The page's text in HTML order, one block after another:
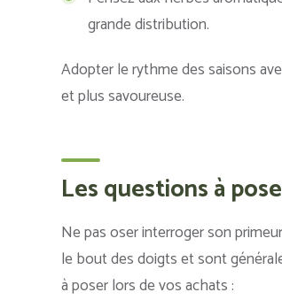
grande distribution.
Adopter le rythme des saisons
et plus savoureuse.
Les questions à
Ne pas oser interroger son
le bout des doigts et sont
à poser lors de vos achats :